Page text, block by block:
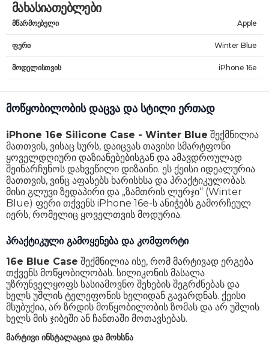
მახასიათებლები
მწარმოებელი Apple
ფერი Winter Blue
მოდელისთვის iPhone 16e
მოწყობილობის დაცვა და სტილი ერთად
iPhone 16e Silicone Case - Winter Blue შექმნილია
მათთვის, ვისაც სურს, დაიცვას თავისი სმარტფონი
ყოველდღიური დაზიანებებისგან და ამავდროულად
შეინარჩუნოს დახვეწილი დიზაინი. ეს ქეისი იდეალურია
მათთვის, ვინც აფასებს ხარისხსა და პრაქტიკულობას.
მისი გლუვი ზედაპირი და „ზამთრის ლურჯი“ (Winter
Blue) ფერი თქვენს iPhone 16e-ს ანიჭებს გამორჩეულ
იერს, რომელიც ყოველთვის მოდურია.
პრაქტიკული გამოყენება და კომფორტი
16e Blue Case შექმნილია ისე, რომ მარტივად ერგება
თქვენს მოწყობილობას. სილიკონის მასალა
უზრუნველყოფს სასიამოვნო შეხების შეგრძნებას და
ხელს უშლის ტელეფონის ხელიდან გავარდნას. ქეისი
მსუბუქია, არ ზრდის მოწყობილობის ზომას და არ უშლის
ხელს მის ჯიბეში ან ჩანთაში მოთავსებას.
მარტივი ინსტალაცია და მოხსნა